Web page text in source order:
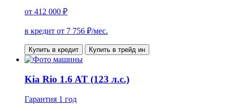
от 412 000 ₽
в кредит от 7 756 ₽/мес.
Купить в кредит Купить в трейд ин
Kia Rio 1.6 AT (123 л.с.)
Гарантия 1 год